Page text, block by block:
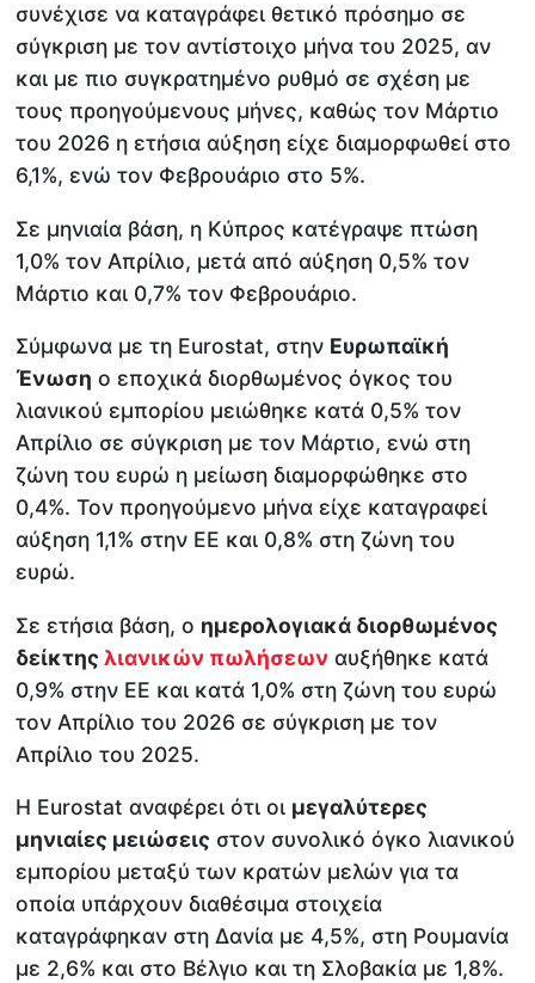
συνέχισε να καταγράφει θετικό πρόσημο σε
σύγκριση με τον αντίστοιχο μήνα του 2025, αν
και με πιο συγκρατημένο ρυθμό σε σχέση με
τους προηγούμενους μήνες, καθώς τον Μάρτιο
του 2026 η ετήσια αύξηση είχε διαμορφωθεί στο
6,1%, ενώ τον Φεβρουάριο στο 5%.
Σε μηνιαία βάση, η Κύπρος κατέγραψε πτώση
1,0% τον Απρίλιο, μετά από αύξηση 0,5% τον
Μάρτιο και 0,7% τον Φεβρουάριο.
Σύμφωνα με τη Eurostat, στην Ευρωπαϊκή
Ένωση ο εποχικά διορθωμένος όγκος του
λιανικού εμπορίου μειώθηκε κατά 0,5% τον
Απρίλιο σε σύγκριση με τον Μάρτιο, ενώ στη
ζώνη του ευρώ η μείωση διαμορφώθηκε στο
0,4%. Τον προηγούμενο μήνα είχε καταγραφεί
αύξηση 1,1% στην ΕΕ και 0,8% στη ζώνη του
ευρώ.
Σε ετήσια βάση, ο ημερολογιακά διορθωμένος
δείκτης λιανικών πωλήσεων αυξήθηκε κατά
0,9% στην ΕΕ και κατά 1,0% στη ζώνη του ευρώ
τον Απρίλιο του 2026 σε σύγκριση με τον
Απρίλιο του 2025.
Η Eurostat αναφέρει ότι οι μεγαλύτερες
μηνιαίες μειώσεις στον συνολικό όγκο λιανικού
εμπορίου μεταξύ των κρατών μελών για τα
οποία υπάρχουν διαθέσιμα στοιχεία
καταγράφηκαν στη Δανία με 4,5%, στη Ρουμανία
με 2,6% και στο Βέλγιο και τη Σλοβακία με 1,8%.